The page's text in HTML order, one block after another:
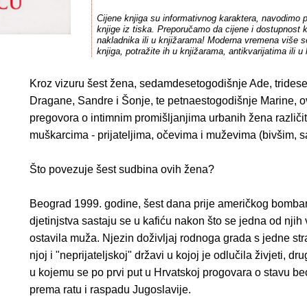
Cijene knjiga su informativnog karaktera, navodimo
knjige iz tiska. Preporučamo da cijene i dostupnost
nakladnika ili u knjižarama! Moderna vremena više
knjiga, potražite ih u knjižarama, antikvarijatima ili u
Kroz vizuru šest žena, sedamdesetogodišnje Ade,
Dragane, Sandre i Šonje, te petnaestogodišnje Marine,
pregovora o intimnim promišljanjima urbanih žena
muškarcima - prijateljima, očevima i muževima (bivšim,
Što povezuje šest sudbina ovih žena?
Beograd 1999. godine, šest dana prije američkog
djetinjstva sastaju se u kafiću nakon što se jedna od
ostavila muža. Njezin doživljaj rodnoga grada s jedne
njoj i "neprijateljskoj" državi u kojoj je odlučila živjeti,
u kojemu se po prvi put u Hrvatskoj progovara o stavu
prema ratu i raspadu Jugoslavije.